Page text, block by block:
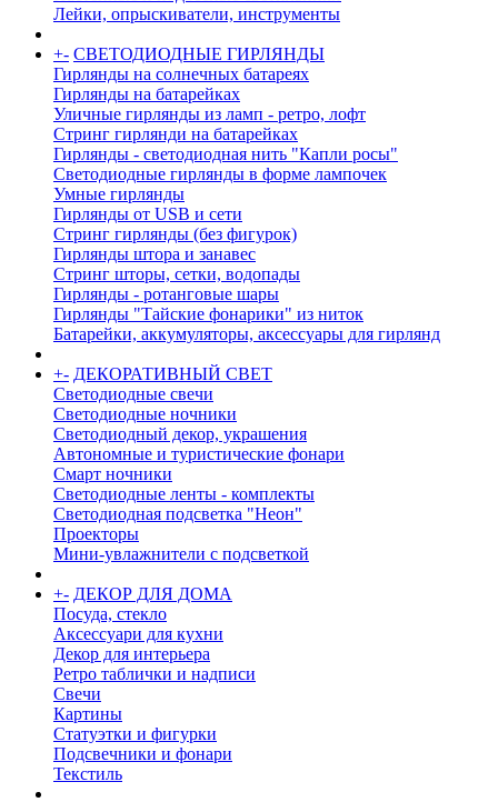
Лейки, опрыскиватели, инструменты
+- СВЕТОДИОДНЫЕ ГИРЛЯНДЫ
Гирлянды на солнечных батареях
Гирлянды на батарейках
Уличные гирлянды из ламп - ретро, лофт
Стринг гирлянди на батарейках
Гирлянды - светодиодная нить "Капли росы"
Светодиодные гирлянды в форме лампочек
Умные гирлянды
Гирлянды от USB и сети
Стринг гирлянды (без фигурок)
Гирлянды штора и занавес
Стринг шторы, сетки, водопады
Гирлянды - ротанговые шары
Гирлянды "Тайские фонарики" из ниток
Батарейки, аккумуляторы, аксессуары для гирлянд
+- ДЕКОРАТИВНЫЙ СВЕТ
Светодиодные свечи
Светодиодные ночники
Светодиодный декор, украшения
Автономные и туристические фонари
Смарт ночники
Светодиодные ленты - комплекты
Светодиодная подсветка "Неон"
Проекторы
Мини-увлажнители с подсветкой
+- ДЕКОР ДЛЯ ДОМА
Посуда, стекло
Аксессуари для кухни
Декор для интерьера
Ретро таблички и надписи
Свечи
Картины
Статуэтки и фигурки
Подсвечники и фонари
Текстиль